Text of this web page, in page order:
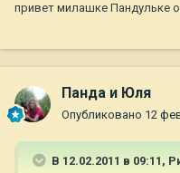
привет милашке Пандульке
Панда и Юля
Опубликовано 12
В 12.02.2011 в 09:11,